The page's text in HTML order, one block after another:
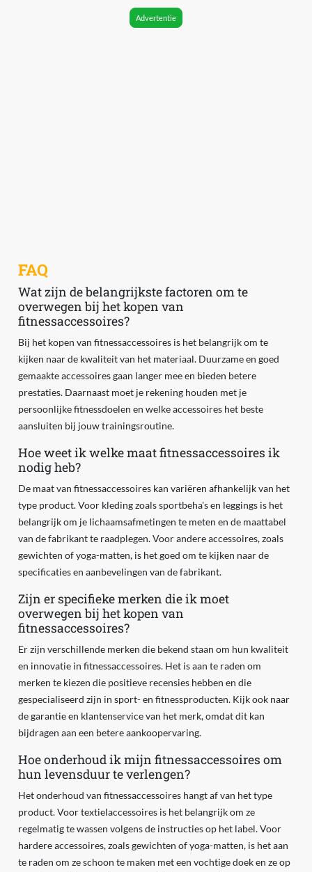
Advertentie
FAQ
Wat zijn de belangrijkste factoren om te
overwegen bij het kopen van
fitnessaccessoires?
Bij het kopen van fitnessaccessoires is het belangrijk om te
kijken naar de kwaliteit van het materiaal. Duurzame en goed
gemaakte accessoires gaan langer mee en bieden betere
prestaties. Daarnaast moet je rekening houden met je
persoonlijke fitnessdoelen en welke accessoires het beste
aansluiten bij jouw trainingsroutine.
Hoe weet ik welke maat fitnessaccessoires ik
nodig heb?
De maat van fitnessaccessoires kan variëren afhankelijk van het
type product. Voor kleding zoals sportbeha's en leggings is het
belangrijk om je lichaamsafmetingen te meten en de maattabel
van de fabrikant te raadplegen. Voor andere accessoires, zoals
gewichten of yoga-matten, is het goed om te kijken naar de
specificaties en aanbevelingen van de fabrikant.
Zijn er specifieke merken die ik moet
overwegen bij het kopen van
fitnessaccessoires?
Er zijn verschillende merken die bekend staan om hun kwaliteit
en innovatie in fitnessaccessoires. Het is aan te raden om
merken te kiezen die positieve recensies hebben en die
gespecialiseerd zijn in sport- en fitnessproducten. Kijk ook naar
de garantie en klantenservice van het merk, omdat dit kan
bijdragen aan een betere aankoopervaring.
Hoe onderhoud ik mijn fitnessaccessoires om
hun levensduur te verlengen?
Het onderhoud van fitnessaccessoires hangt af van het type
product. Voor textielaccessoires is het belangrijk om ze
regelmatig te wassen volgens de instructies op het label. Voor
hardere accessoires, zoals gewichten of yoga-matten, is het aan
te raden om ze schoon te maken met een vochtige doek en ze op